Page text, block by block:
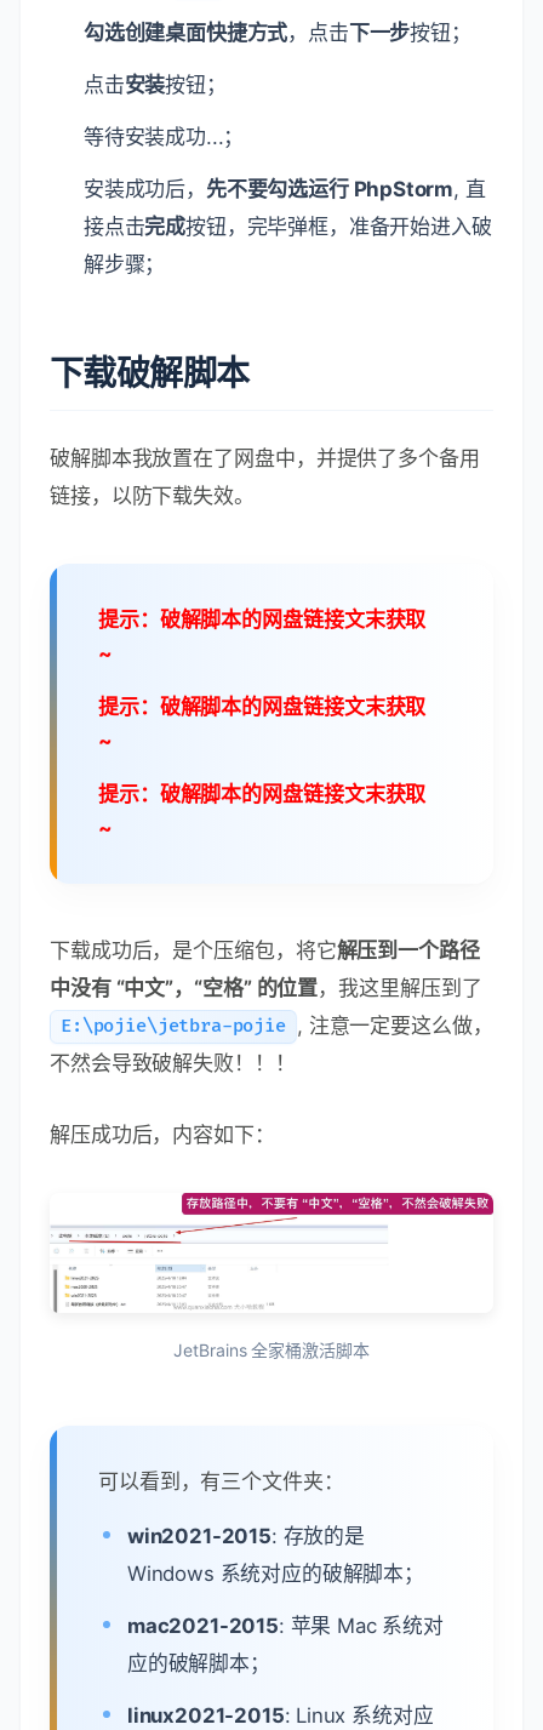
勾选创建桌面快捷方式，点击下一步按钮；
点击安装按钮；
等待安装成功...；
安装成功后， 先不要勾选运行 PhpStorm, 直
接点击完成按钮，完毕弹框，准备开始进入破
解步骤；
下载破解脚本
破解脚本我放置在了网盘中，并提供了多个备用
链接，以防下载失效。
提示：破解脚本的网盘链接文末获取
~
提示：破解脚本的网盘链接文末获取
~
提示：破解脚本的网盘链接文末获取
~
下载成功后，是个压缩包，将它解压到一个路径
中没有 “中文”，“空格” 的位置，我这里解压到了
E:\pojie\jetbra-pojie , 注意一定要这么做，
不然会导致破解失败！！！
解压成功后，内容如下：
JetBrains 全家桶激活脚本
可以看到，有三个文件夹：
win2021-2015: 存放的是
Windows 系统对应的破解脚本；
mac2021-2015: 苹果 Mac 系统对
应的破解脚本；
linux2021-2015: Linux 系统对应